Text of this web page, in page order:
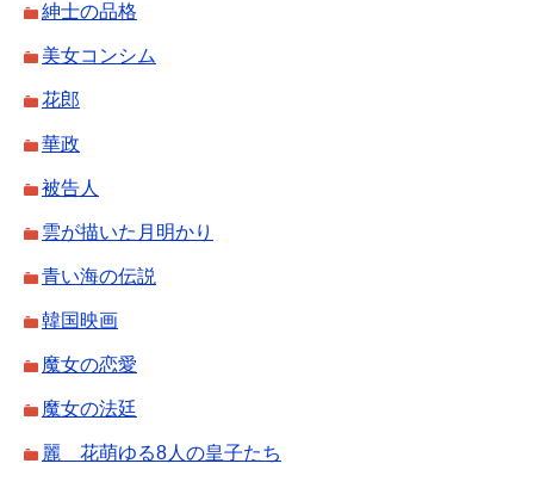
紳士の品格
美女コンシム
花郎
華政
被告人
雲が描いた月明かり
青い海の伝説
韓国映画
魔女の恋愛
魔女の法廷
麗 花萌ゆる8人の皇子たち